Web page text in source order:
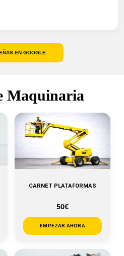
EN GOOGLE
Maquinaria
CARNET PLATAFORMAS
50€
EMPEZAR AHORA